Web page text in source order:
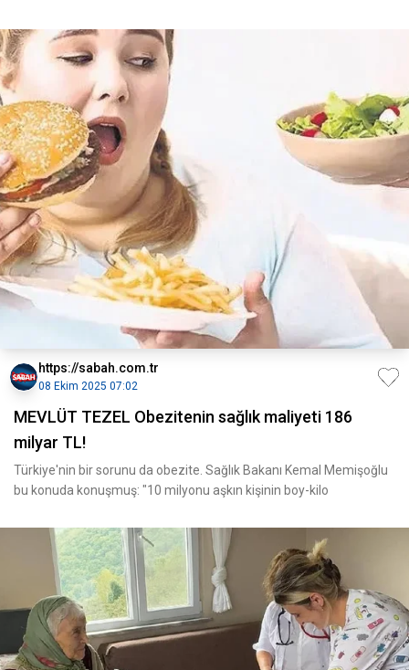
https://sabah.com.tr
08 Ekim 2025 07:02
MEVLÜT TEZEL Obezitenin sağlık maliyeti 186
milyar TL!
Türkiye'nin bir sorunu da obezite. Sağlık Bakanı Kemal Memişoğlu
bu konuda konuşmuş: "10 milyonu aşkın kişinin boy-kilo